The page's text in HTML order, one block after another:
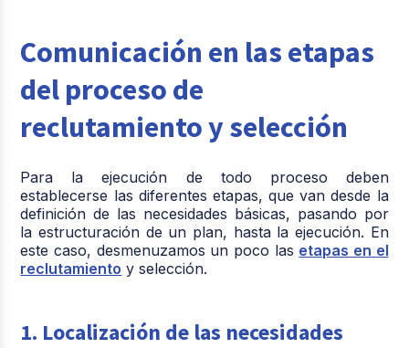
Comunicación en las etapas
del proceso de
reclutamiento y selección
Para la ejecución de todo proceso deben
establecerse las diferentes etapas, que van desde la
definición de las necesidades básicas, pasando por
la estructuración de un plan, hasta la ejecución. En
este caso, desmenuzamos un poco las etapas en el
reclutamiento y selección.
1. Localización de las necesidades